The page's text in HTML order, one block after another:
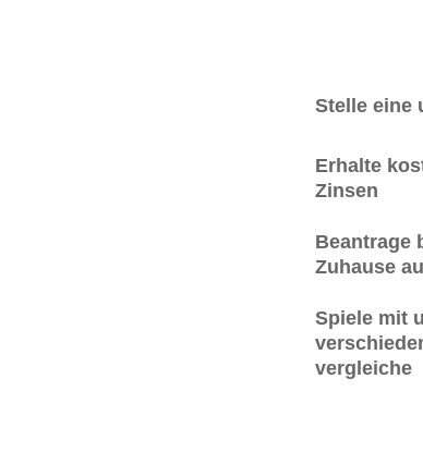
Stelle eine
Erhalte
Zinsen
Beantrage
Zuhause
Spiele mit
vergleiche